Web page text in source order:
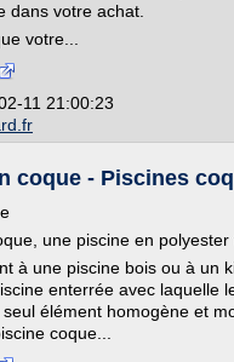
dans votre achat.
votre...
11 21:00:23
coque - Piscines
une piscine en
à une piscine bois ou à un
enterrée avec laquelle
élément homogène et
coque...